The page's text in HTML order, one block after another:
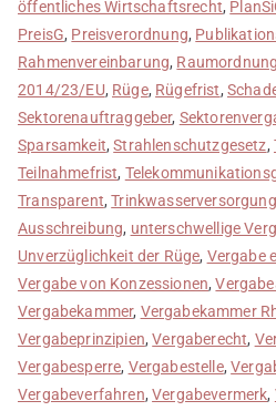
öffentliches Wirtschaftsrecht,
PreisG, Preisverordnung,
Rahmenvereinbarung,
2014/23/EU, Rüge, Rügefrist,
Sektorenauftraggeber,
Sparsamkeit,Strahlenschutzgesetz,
Teilnahmefrist,
Transparent,Trinkwasserversorgung
Ausschreibung, unterschwellige
Unverzüglichkeit der Rüge, Vergabe
Vergabe von Konzessionen,
Vergabekammer, Vergabekammer
Vergabeprinzipien,Vergaberecht,
Vergabesperre, Vergabestelle,
Vergabeverfahren,Vergabevermerk,